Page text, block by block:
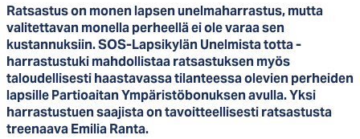
Ratsastus on monen lapsen unelmaharrastus,mutta
valitettavan monella perheellä ei ole varaa sen
kustannuksiin.SOS-Lapsikylän Unelmista totta -
harrastustuki mahdollistaa ratsastuksen myös
taloudellisesti haastavassa tilanteessa olevien perheiden
lapsillePartioaitan Ympäristöbonuksen avulla. Yksi
harrastustuen saajista on tavoitteellisesti ratsastusta
treenaava Emilia Ranta.